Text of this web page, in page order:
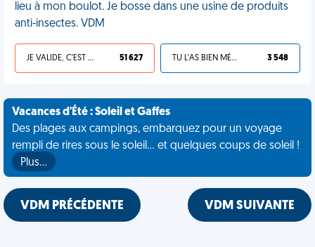
lieu à mon boulot. Je bosse dans une usine de produits
anti-insectes. VDM
JE VALIDE, C'EST UNE VDM 51 627 TU L'AS BIEN MÉRITÉ 3 548
Vacances d'Été : Soleil et Gaffes
Des plages aux campings, embarquez pour un voyage
rempli de rires sous le soleil... et quelques coups de soleil !
Plus…
VDM PRÉCÉDENTE VDM SUIVANTE